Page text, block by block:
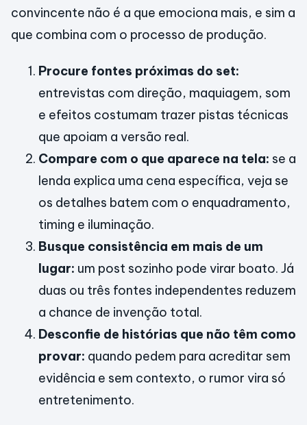
convincente não é a que emociona mais, e sim a
que combina com o processo de produção.
Procure fontes próximas do set:
entrevistas com direção, maquiagem, som
e efeitos costumam trazer pistas técnicas
que apoiam a versão real.
Compare com o que aparece na tela: se a
lenda explica uma cena específica, veja se
os detalhes batem com o enquadramento,
timing e iluminação.
Busque consistência em mais de um
lugar: um post sozinho pode virar boato. Já
duas ou três fontes independentes reduzem
a chance de invenção total.
Desconfie de histórias que não têm como
provar: quando pedem para acreditar sem
evidência e sem contexto, o rumor vira só
entretenimento.